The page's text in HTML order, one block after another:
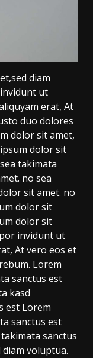
diam
ut
erat, At
duo dolores
dolor sit amet,
dolor sit
takimata
no sea
sit amet. no
dolor sit
dolor sit
invidunt ut
At vero eos et
Lorem
sanctus est
kasd
est Lorem
sanctus est
sanctus
voluptua.